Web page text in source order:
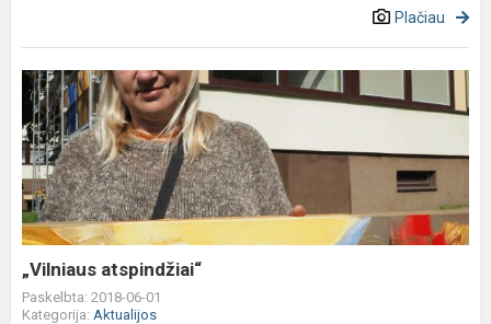
Plačiau
„Vilniaus
atspindžiai“
„Vilniaus atspindžiai“
Paskelbta: 2018-06-01
Kategorija: Aktualijos